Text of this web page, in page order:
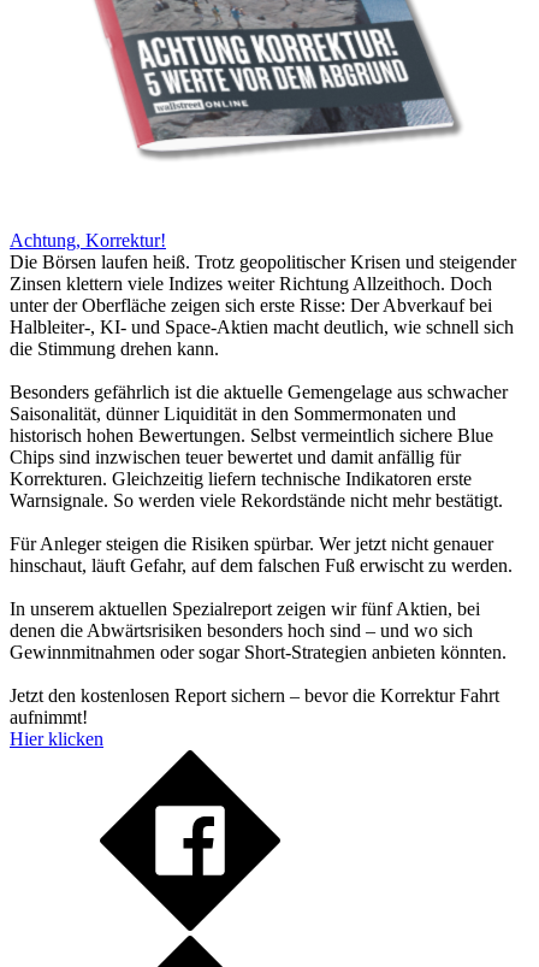
Achtung, Korrektur!
Die Börsen laufen heiß. Trotz geopolitischer Krisen und steigender
Zinsen klettern viele Indizes weiter Richtung Allzeithoch. Doch
unter der Oberfläche zeigen sich erste Risse: Der Abverkauf bei
Halbleiter-, KI- und Space-Aktien macht deutlich, wie schnell sich
die Stimmung drehen kann.
Besonders gefährlich ist die aktuelle Gemengelage aus schwacher
Saisonalität, dünner Liquidität in den Sommermonaten und
historisch hohen Bewertungen. Selbst vermeintlich sichere Blue
Chips sind inzwischen teuer bewertet und damit anfällig für
Korrekturen. Gleichzeitig liefern technische Indikatoren erste
Warnsignale. So werden viele Rekordstände nicht mehr bestätigt.
Für Anleger steigen die Risiken spürbar. Wer jetzt nicht genauer
hinschaut, läuft Gefahr, auf dem falschen Fuß erwischt zu werden.
In unserem aktuellen Spezialreport zeigen wir fünf Aktien, bei
denen die Abwärtsrisiken besonders hoch sind – und wo sich
Gewinnmitnahmen oder sogar Short-Strategien anbieten könnten.
Jetzt den kostenlosen Report sichern – bevor die Korrektur Fahrt
aufnimmt!
Hier klicken